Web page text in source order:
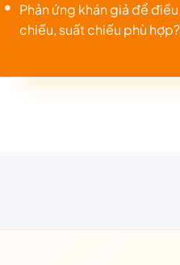
Phản ứng khán giả để
chiếu, suất chiếu phù hợp?